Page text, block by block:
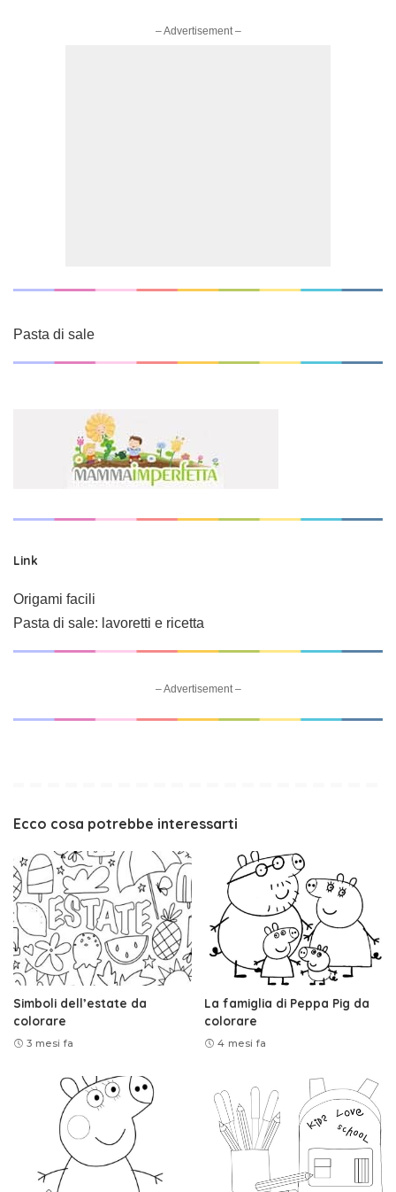
– Advertisement –
Pasta di sale
Link
Origami facili
Pasta di sale: lavoretti e ricetta
– Advertisement –
Ecco cosa potrebbe interessarti
Simboli dell’estate da
colorare
3 mesi fa
La famiglia di Peppa Pig da
colorare
4 mesi fa